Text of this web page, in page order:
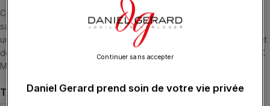
Cette collection emblématique met les pierres fines en majesté,
sans griffe, ni serti, au contact de la peau. La taille en « trèfle » est
un symbole de chance. L’Onyx est la pierre du Sens des Affaires et
de la Capacité de Gestion. BAGUE OR BLANC 18 CARATS ET ONYX
MULTI-FACETTÉE (5 CARATS)
TAILLE DE DOIGT
Daniel Gerard prend soin de votre vie privée
Continuer sans accepter